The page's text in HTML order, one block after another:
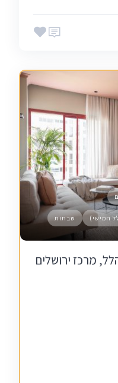
חמישי) שבתות